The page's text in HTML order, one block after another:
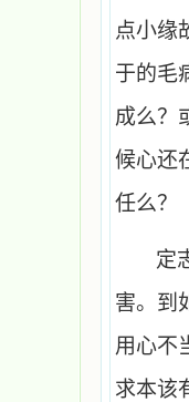
点小缘
于的毛
成么？
候心还
任么？
定
害。到
用心不
求本该